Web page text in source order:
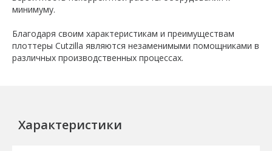
минимуму.
Благодаря своим характеристикам и преимуществам
плоттеры Cutzilla являются незаменимыми помощниками в
различных производственных процессах.
Характеристики